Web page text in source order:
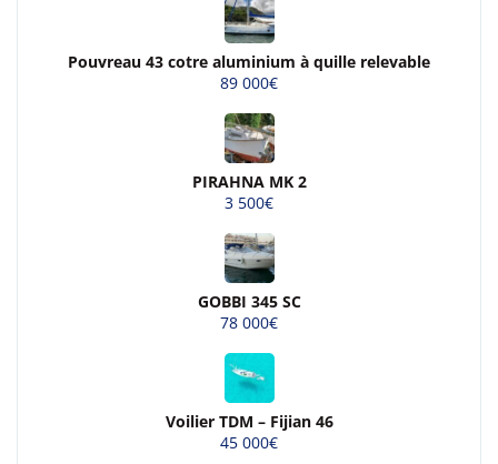
Pouvreau 43 cotre aluminium à quille relevable
89 000€
PIRAHNA MK 2
3 500€
GOBBI 345 SC
78 000€
Voilier TDM – Fijian 46
45 000€